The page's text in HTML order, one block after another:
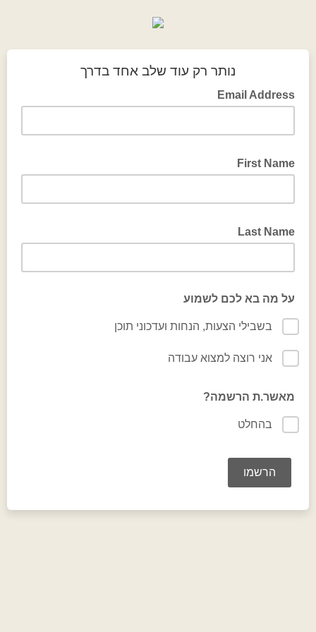
נותר רק עוד שלב אחד בדרך
Email Address
First Name
Last Name
על מה בא לכם לשמוע
בשבילי הצעות, הנחות ועדכוני תוכן
אני רוצה למצוא עבודה
מאשר.ת הרשמה?
בהחלט